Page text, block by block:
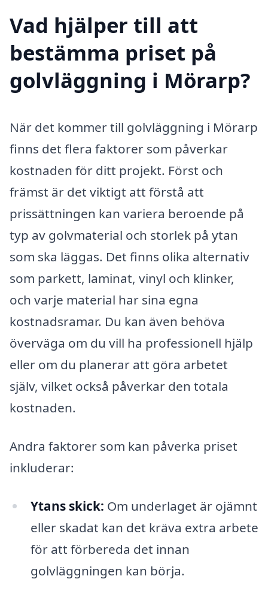
Vad hjälper till att
bestämma priset på
golvläggning i Mörarp?
När det kommer till golvläggning i Mörarp
finns det flera faktorer som påverkar
kostnaden för ditt projekt. Först och
främst är det viktigt att förstå att
prissättningen kan variera beroende på
typ av golvmaterial och storlek på ytan
som ska läggas. Det finns olika alternativ
som parkett, laminat, vinyl och klinker,
och varje material har sina egna
kostnadsramar. Du kan även behöva
överväga om du vill ha professionell hjälp
eller om du planerar att göra arbetet
själv, vilket också påverkar den totala
kostnaden.
Andra faktorer som kan påverka priset
inkluderar:
Ytans skick: Om underlaget är ojämnt
eller skadat kan det kräva extra arbete
för att förbereda det innan
golvläggningen kan börja.